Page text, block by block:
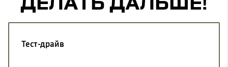
Тест-драйв